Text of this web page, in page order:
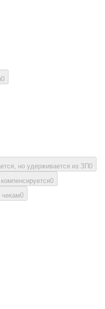
0
но удерживается из ЗП0
0
чекам0